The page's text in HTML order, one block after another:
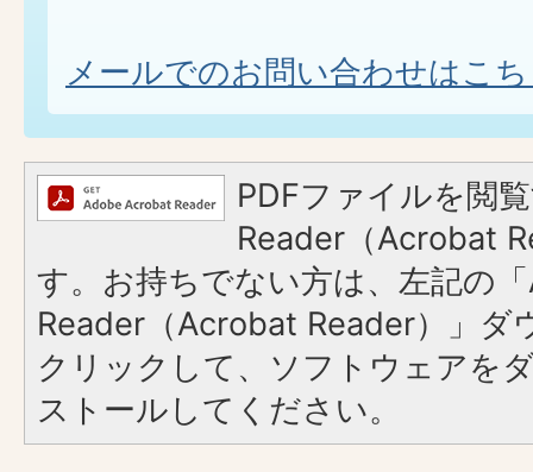
メールでのお問い合わせはこ
PDFファイルを閲
Reader（Acrobat
す。お持ちでない方は、左記の
Reader（Acrobat Reader）」ダ
クリックして、ソフトウェアを
ストールしてください。